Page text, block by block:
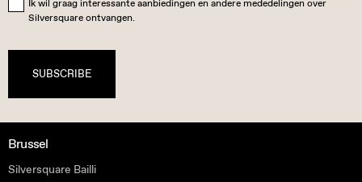
Ik wil graag interessante aanbiedingen en andere mededelingen over
Silversquare ontvangen.
SUBSCRIBE
Brussel
Silversquare Bailli